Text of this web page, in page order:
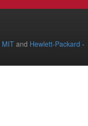
MIT and Hewlett-Packard -